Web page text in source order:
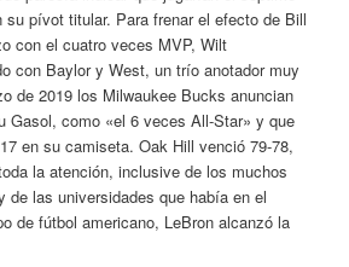
pívot titular. Para frenar el efecto de Bill
con el cuatro veces MVP, Wilt
con Baylor y West, un trío anotador muy
de 2019 los Milwaukee Bucks anuncian
Gasol, como «el 6 veces All-Star» y que
en su camiseta. Oak Hill venció 79-78,
la atención, inclusive de los muchos
de las universidades que había en el
de fútbol americano, LeBron alcanzó la